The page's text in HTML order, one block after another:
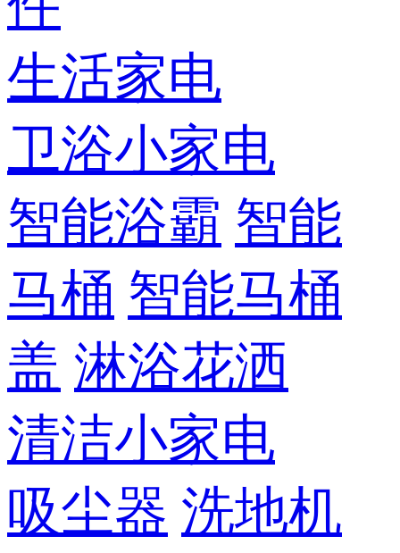
生活家电
卫浴小家电
智能浴霸 智能
马桶 智能马桶
盖 淋浴花洒
清洁小家电
吸尘器 洗地机